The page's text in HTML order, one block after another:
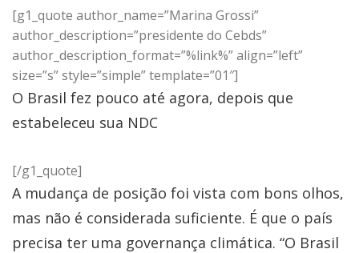
[g1_quote author_name=”Marina Grossi”
author_description=”presidente do Cebds”
author_description_format=”%link%” align=”left”
size=”s” style=”simple” template=”01″]
O Brasil fez pouco até agora, depois que
estabeleceu sua NDC
[/g1_quote]
A mudança de posição foi vista com bons olhos,
mas não é considerada suficiente. É que o país
precisa ter uma governança climática. “O Brasil